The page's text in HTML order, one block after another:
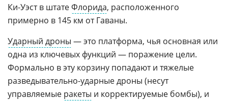
Ки-Уэст в штатеФлорида, расположенного
примерно в 145 км от Гаваны.
Ударный дроны — это платформа, чья основная или
одна из ключевых функций — поражение цели.
Формально в эту корзину попадают и тяжелые
разведывательно-ударные дроны (несут
управляемые ракеты и корректируемые бомбы), и